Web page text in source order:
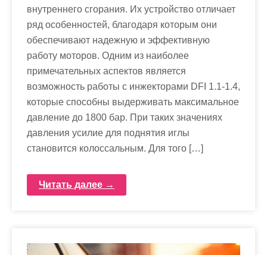
внутреннего сгорания. Их устройство отличает
ряд особенностей, благодаря которым они
обеспечивают надежную и эффективную
работу моторов. Одним из наиболее
примечательных аспектов является
возможность работы с инжекторами DFI 1.1-1.4,
которые способны выдерживать максимальное
давление до 1800 бар. При таких значениях
давления усилие для поднятия иглы
становится колоссальным. Для того […]
Читать далее →